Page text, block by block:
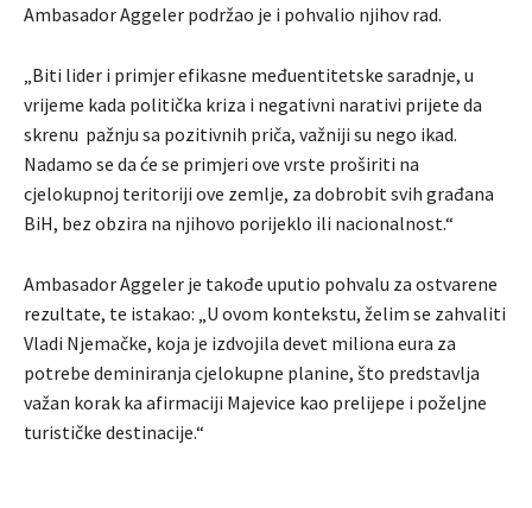
Ambasador Aggeler podržao je i pohvalio njihov rad.
„Biti lider i primjer efikasne međuentitetske saradnje, u
vrijeme kada politička kriza i negativni narativi prijete da
skrenu pažnju sa pozitivnih priča, važniji su nego ikad.
Nadamo se da će se primjeri ove vrste proširiti na
cjelokupnoj teritoriji ove zemlje, za dobrobit svih građana
BiH, bez obzira na njihovo porijeklo ili nacionalnost.“
Ambasador Aggeler je takođe uputio pohvalu za ostvarene
rezultate, te istakao: „U ovom kontekstu, želim se zahvaliti
Vladi Njemačke, koja je izdvojila devet miliona eura za
potrebe deminiranja cjelokupne planine, što predstavlja
važan korak ka afirmaciji Majevice kao prelijepe i poželjne
turističke destinacije.“